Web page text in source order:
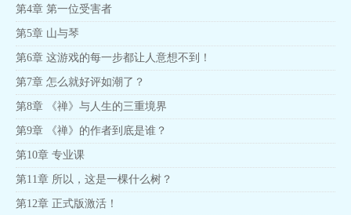
第4章 第一位受害者
第5章 山与琴
第6章 这游戏的每一步都让人意想不到！
第7章 怎么就好评如潮了？
第8章 《禅》与人生的三重境界
第9章 《禅》的作者到底是谁？
第10章 专业课
第11章 所以，这是一棵什么树？
第12章 正式版激活！